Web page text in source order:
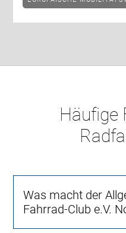
Häufige
Was macht der
Fahrrad-Club e.V.